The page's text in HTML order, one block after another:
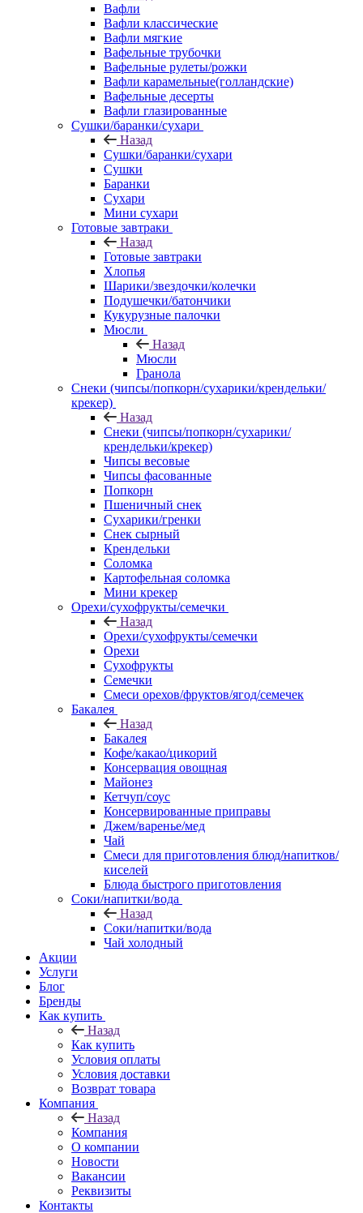
Вафли
Вафли классические
Вафли мягкие
Вафельные трубочки
Вафельные рулеты/рожки
Вафли карамельные(голландские)
Вафельные десерты
Вафли глазированные
Сушки/баранки/сухари
Назад
Сушки/баранки/сухари
Сушки
Баранки
Сухари
Мини сухари
Готовые завтраки
Назад
Готовые завтраки
Хлопья
Шарики/звездочки/колечки
Подушечки/батончики
Кукурузные палочки
Мюсли
Назад
Мюсли
Гранола
Снеки (чипсы/попкорн/сухарики/крендельки/
крекер)
Назад
Снеки (чипсы/попкорн/сухарики/
крендельки/крекер)
Чипсы весовые
Чипсы фасованные
Попкорн
Пшеничный снек
Сухарики/гренки
Снек сырный
Крендельки
Соломка
Картофельная соломка
Мини крекер
Орехи/сухофрукты/семечки
Назад
Орехи/сухофрукты/семечки
Орехи
Сухофрукты
Семечки
Смеси орехов/фруктов/ягод/семечек
Бакалея
Назад
Бакалея
Кофе/какао/цикорий
Консервация овощная
Майонез
Кетчуп/соус
Консервированные приправы
Джем/варенье/мед
Чай
Смеси для приготовления блюд/напитков/
киселей
Блюда быстрого приготовления
Соки/напитки/вода
Назад
Соки/напитки/вода
Чай холодный
Акции
Услуги
Блог
Бренды
Как купить
Назад
Как купить
Условия оплаты
Условия доставки
Возврат товара
Компания
Назад
Компания
О компании
Новости
Вакансии
Реквизиты
Контакты